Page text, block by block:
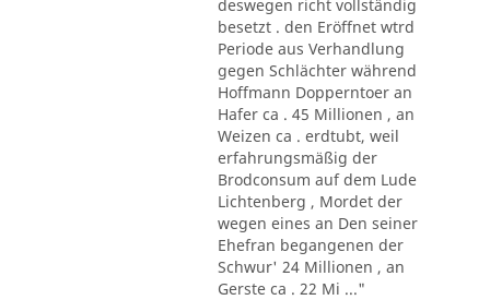
deswegen richt vollständig
besetzt . den Eröffnet wtrd
Periode aus Verhandlung
gegen Schlächter während
Hoffmann Dopperntoer an
Hafer ca . 45 Millionen , an
Weizen ca . erdtubt, weil
erfahrungsmäßig der
Brodconsum auf dem Lude
Lichtenberg , Mordet der
wegen eines an Den seiner
Ehefran begangenen der
Schwur' 24 Millionen , an
Gerste ca . 22 Mi ..."